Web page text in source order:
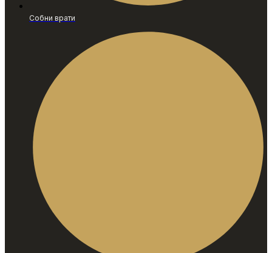
Собни врати